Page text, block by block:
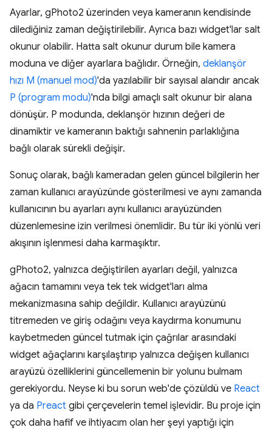
Ayarlar, gPhoto2 üzerinden veya kameranın kendisinde
dilediğiniz zaman değiştirilebilir. Ayrıca bazı widget'lar salt
okunur olabilir. Hatta salt okunur durum bile kamera
moduna ve diğer ayarlara bağlıdır. Örneğin, deklanşör
hızı M (manuel mod)'da yazılabilir bir sayısal alandır ancak
P (program modu)'nda bilgi amaçlı salt okunur bir alana
dönüşür. P modunda, deklanşör hızının değeri de
dinamiktir ve kameranın baktığı sahnenin parlaklığına
bağlı olarak sürekli değişir.
Sonuç olarak, bağlı kameradan gelen güncel bilgilerin her
zaman kullanıcı arayüzünde gösterilmesi ve aynı zamanda
kullanıcının bu ayarları aynı kullanıcı arayüzünden
düzenlemesine izin verilmesi önemlidir. Bu tür iki yönlü veri
akışının işlenmesi daha karmaşıktır.
gPhoto2, yalnızca değiştirilen ayarları değil, yalnızca
ağacın tamamını veya tek tek widget'ları alma
mekanizmasına sahip değildir. Kullanıcı arayüzünü
titremeden ve giriş odağını veya kaydırma konumunu
kaybetmeden güncel tutmak için çağrılar arasındaki
widget ağaçlarını karşılaştırıp yalnızca değişen kullanıcı
arayüzü özelliklerini güncellemenin bir yolunu bulmam
gerekiyordu. Neyse ki bu sorun web'de çözüldü ve React
ya da Preact gibi çerçevelerin temel işlevidir. Bu proje için
çok daha hafif ve ihtiyacım olan her şeyi yaptığı için